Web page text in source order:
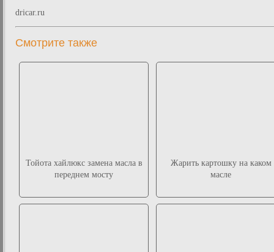
dricar.ru
Смотрите также
Тойота хайлюкс замена масла в
переднем мосту
Жарить картошку на каком
масле